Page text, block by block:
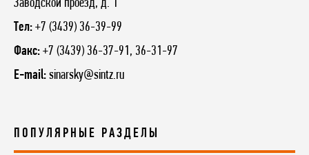
Заводской проезд, д. 1
Тел: +7 (3439) 36-39-99
Факс: +7 (3439) 36-37-91, 36-31-97
E-mail: sinarsky@sintz.ru
ПОПУЛЯРНЫЕ РАЗДЕЛЫ